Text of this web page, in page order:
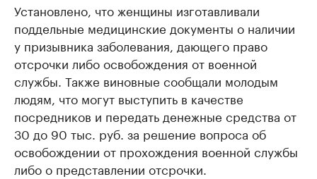
Установлено, что женщины изготавливали
поддельные медицинские документы о наличии
у призывника заболевания, дающего право
отсрочки либо освобождения от военной
службы. Также виновные сообщали молодым
людям, что могут выступить в качестве
посредников и передать денежные средства от
30 до 90 тыс. руб. за решение вопроса об
освобождении от прохождения военной службы
либо о представлении отсрочки.